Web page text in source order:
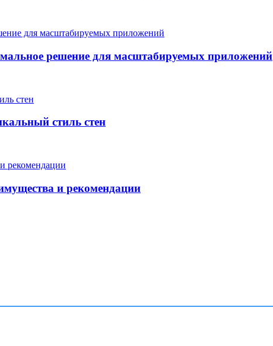
решение для масштабируемых приложений
стиль стен
и рекомендации